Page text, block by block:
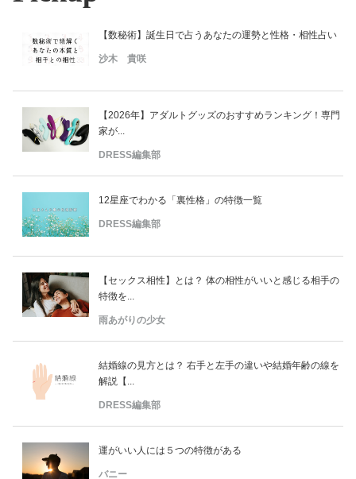
【数秘術】誕生日で占うあなたの運勢と性格・相性占い
沙木 貴咲
【2026年】アダルトグッズのおすすめランキング！専門
家が...
DRESS編集部
12星座でわかる「裏性格」の特徴一覧
DRESS編集部
【セックス相性】とは？ 体の相性がいいと感じる相手の
特徴を...
雨あがりの少女
結婚線の見方とは？ 右手と左手の違いや結婚年齢の線を
解説【...
DRESS編集部
運がいい人には５つの特徴がある
バニー